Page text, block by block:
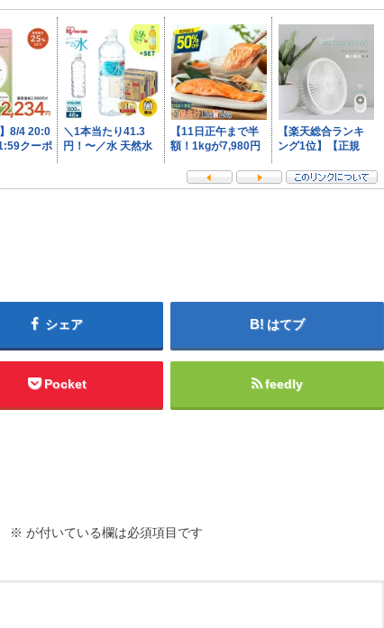
シェア はてブ
Pocket feedly
※ が付いている欄は必須項目です